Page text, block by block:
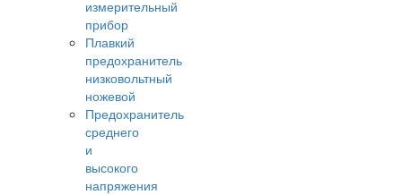
измерительный
прибор
Плавкий
предохранитель
низковольтный
ножевой
Предохранитель
среднего
и
высокого
напряжения